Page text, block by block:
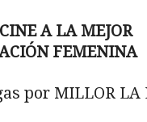
A LA MEJOR
FEMENINA
por MILLOR LA